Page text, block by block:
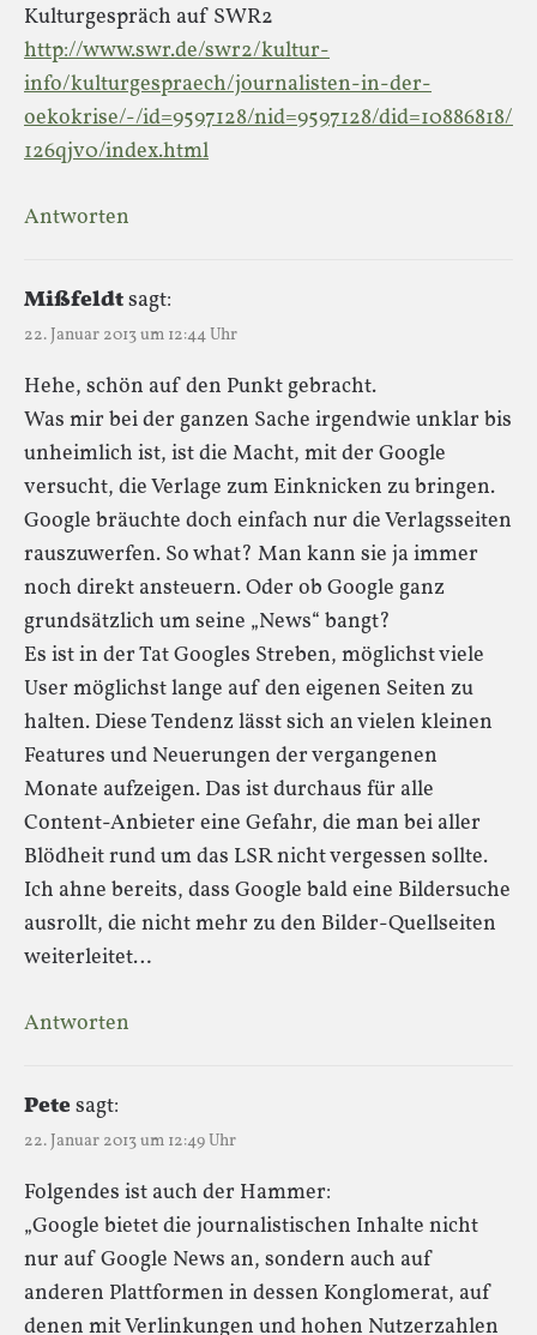
Kulturgespräch auf SWR2
http://www.swr.de/swr2/kultur-
info/kulturgespraech/journalisten-in-der-
oekokrise/-/id=9597128/nid=9597128/did=10886818/
126qjv0/index.html
Antworten
Mißfeldtsagt:
22. Januar 2013 um 12:44 Uhr
Hehe, schön auf den Punkt gebracht.
Was mir bei der ganzen Sache irgendwie unklar bis
unheimlich ist, ist die Macht, mit der Google
versucht, die Verlage zum Einknicken zu bringen.
Google bräuchte doch einfach nur die Verlagsseiten
rauszuwerfen. So what? Man kann sie ja immer
noch direkt ansteuern. Oder ob Google ganz
grundsätzlich um seine „News“ bangt?
Es ist in der Tat Googles Streben, möglichst viele
User möglichst lange auf den eigenen Seiten zu
halten. Diese Tendenz lässt sich an vielen kleinen
Features und Neuerungen der vergangenen
Monate aufzeigen. Das ist durchaus für alle
Content-Anbieter eine Gefahr, die man bei aller
Blödheit rund um das LSR nicht vergessen sollte.
Ich ahne bereits, dass Google bald eine Bildersuche
ausrollt, die nicht mehr zu den Bilder-Quellseiten
weiterleitet…
Antworten
Petesagt:
22. Januar 2013 um 12:49 Uhr
Folgendes ist auch der Hammer:
„Google bietet die journalistischen Inhalte nicht
nur auf Google News an, sondern auch auf
anderen Plattformen in dessen Konglomerat, auf
denen mit Verlinkungen und hohen Nutzerzahlen